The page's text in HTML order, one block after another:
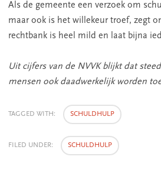
Als de gemeente een verzoek om
maar ook is het willekeur troef, zegt
rechtbank is heel mild en laat bijna
Uit cijfers van de NVVK blijkt dat
mensen ook daadwerkelijk worden
TAGGED WITH: SCHULDHULP
FILED UNDER: SCHULDHULP
SEGMENT